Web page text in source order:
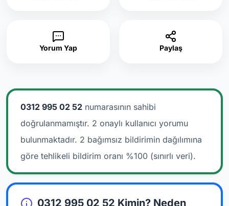
Yorum Yap Paylaş
0312 995 02 52 numarasının sahibi
doğrulanmamıştır. 2 onaylı kullanıcı yorumu
bulunmaktadır. 2 bağımsız bildirimin dağılımına
göre tehlikeli bildirim oranı %100 (sınırlı veri).
0312 995 02 52 Kimin? Neden